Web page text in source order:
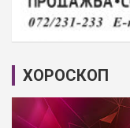
ХОРОСКОП